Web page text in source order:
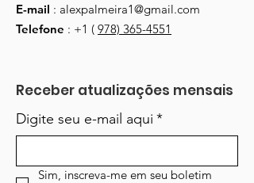
E-mail : alexpalmeira1@gmail.com
Telefone : +1 ( 978) 365-4551
Receber atualizações mensais
Digite seu e-mail aqui *
Sim, inscreva-me em seu boletim